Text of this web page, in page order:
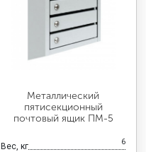
Металлический
пятисекционный
почтовый ящик ПМ-5
Вес, кг 6